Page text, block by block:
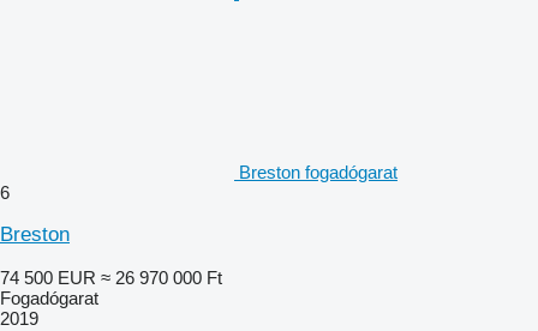
Breston fogadógarat
6
Breston
74 500 EUR ≈ 26 970 000 Ft
Fogadógarat
2019